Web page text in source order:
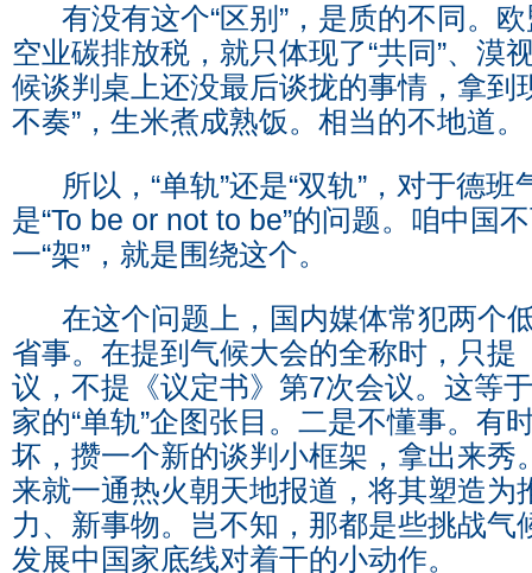
有没有这个“区别”，是质的不同。欧
空业碳排放税，就只体现了“共同”、漠
候谈判桌上还没最后谈拢的事情，拿到
不奏”，生米煮成熟饭。相当的不地道。
所以，“单轨”还是“双轨”，对于德班
是“To be or not to be”的问题。咱中国
一“架”，就是围绕这个。
在这个问题上，国内媒体常犯两个
省事。在提到气候大会的全称时，只提
议，不提《议定书》第7次会议。这等
家的“单轨”企图张目。二是不懂事。有
坏，攒一个新的谈判小框架，拿出来秀
来就一通热火朝天地报道，将其塑造为
力、新事物。岂不知，那都是些挑战气
发展中国家底线对着干的小动作。